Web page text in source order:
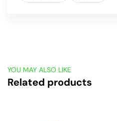
YOU MAY ALSO LIKE
Related products